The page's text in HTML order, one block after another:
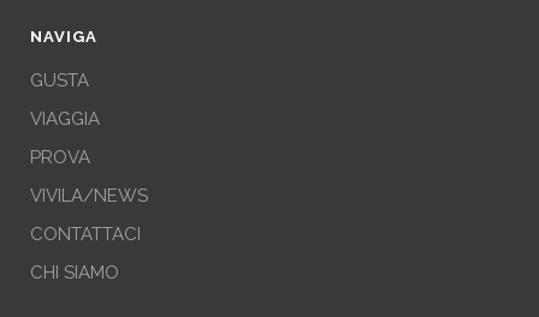
NAVIGA
GUSTA
VIAGGIA
PROVA
VIVILA/NEWS
CONTATTACI
CHI SIAMO